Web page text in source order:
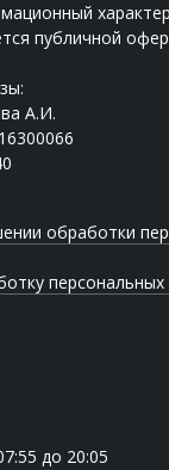
публичной
А.И.
обработки
до 20:05